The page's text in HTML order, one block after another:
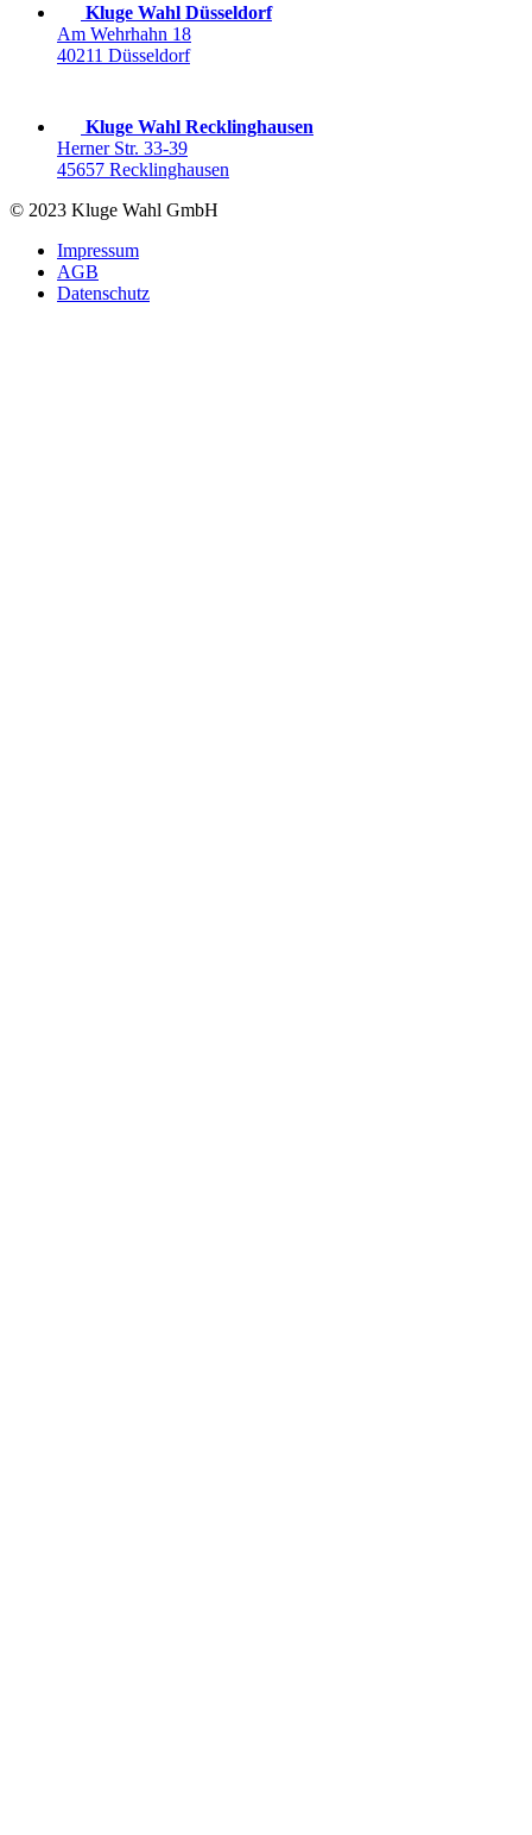
Kluge Wahl Düsseldorf
Am Wehrhahn 18
40211 Düsseldorf
Kluge Wahl Recklinghausen
Herner Str. 33-39
45657 Recklinghausen
© 2023 Kluge Wahl GmbH
Impressum
AGB
Datenschutz